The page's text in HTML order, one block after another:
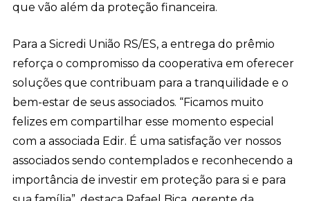
que vão além da proteção financeira.
Para a Sicredi União RS/ES, a entrega do prêmio
reforça o compromisso da cooperativa em oferecer
soluções que contribuam para a tranquilidade e o
bem-estar de seus associados. “Ficamos muito
felizes em compartilhar esse momento especial
com a associada Edir. É uma satisfação ver nossos
associados sendo contemplados e reconhecendo a
importância de investir em proteção para si e para